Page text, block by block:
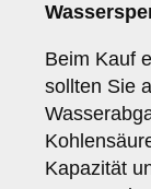
Beim Kauf
sollten Sie
Kapazität